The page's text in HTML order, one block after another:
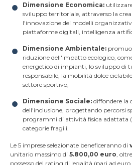
Dimensione Economica:
sviluppo territoriale, attraverso la
l'innovazione dei modelli organizzativi
piattaforme digitali, intelligenza
Dimensione Ambientale:
riduzione dell'impatto ecologico,
energetico di impianti, lo sviluppo di
responsabile, la mobilità dolce
settore sportivo;
Dimensione Sociale: diffondere la
dell'inclusione, progettando percorsi
programmi di attività fisica adattata
categorie fragili.
Le 5 imprese selezionate beneficeranno di
unitario massimo di 5.800,00 euro,
possesso del rating di legalità (pari ad